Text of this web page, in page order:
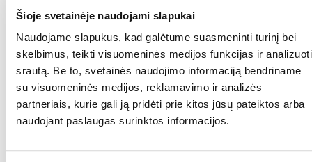
Šioje svetainėje naudojami slapukai
Naudojame slapukus, kad galėtume suasmeninti turinį bei
skelbimus, teikti visuomeninės medijos funkcijas ir analizuoti
srautą. Be to, svetainės naudojimo informaciją bendriname
su visuomeninės medijos, reklamavimo ir analizės
partneriais, kurie gali ją pridėti prie kitos jūsų pateiktos arba
naudojant paslaugas surinktos informacijos.
Parametrai
KANONINIS
PRODUKTAS PREKIŲ
LINIJOJE:
Kokios yra prekių vertinimo taisyklės?
Produktą gali vertinti tik registruoti FERA.LT klientai, kurie jį